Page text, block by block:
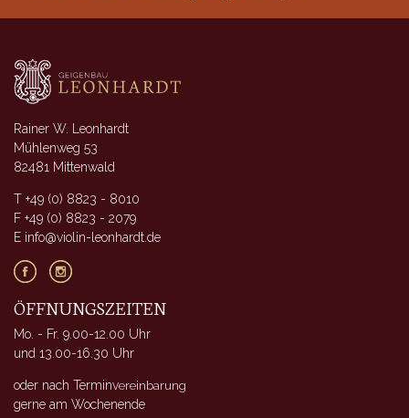
Rainer W. Leonhardt
Mühlenweg 53
82481 Mittenwald
T +49 (0) 8823 - 8010
F +49 (0) 8823 - 2079
E info@violin-leonhardt.de
ÖFFNUNGSZEITEN
Mo. - Fr. 9.00-12.00 Uhr
und 13.00-16.30 Uhr
oder nach Terminvereinbarung
gerne am Wochenende